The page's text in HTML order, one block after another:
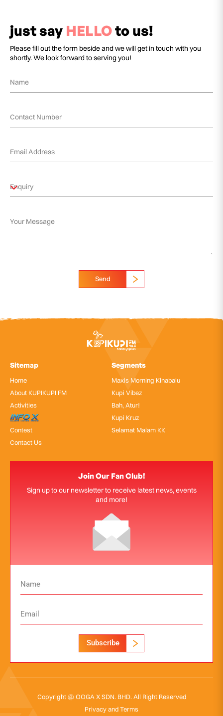
just say HELLOto us!
Please fill out the form beside and we will get in touch with you
shortly. We look forward to serving you!
Send
Sitemap
Home
About KUPIKUPI FM
Activities
InfoX
Contest
Contact Us
Segments
Maxis Morning Kinabalu
Kupi Vibez
Bah, Atur!
Kupi Kruz
Selamat Malam KK
Join Our Fan Club!
Sign up to our newsletter to receive latest news, events
and more!
Subscribe
Copyright @ OOGA X SDN. BHD. All Right Reserved
Privacy and Terms